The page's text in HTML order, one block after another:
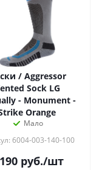
/ Aggressor
Sock LG
- Monument -
Orange
Мало
6004-003-140-100
руб./шт